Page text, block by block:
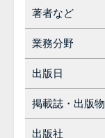
著者など
業務分野
出版日
掲載誌・出版物
出版社